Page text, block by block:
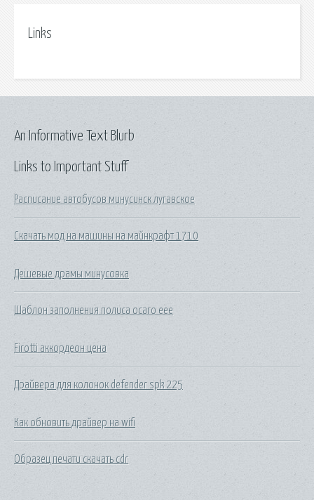
Links
Links to Important Stuff
Расписание автобусов минусинск лугавское
Скачать мод на машины на майнкрафт 1710
Дешевые драмы минусовка
Шаблон заполнения полиса осаго еее
Firotti аккордеон цена
Драйвера для колонок defender spk 225
Как обновить драйвер на wifi
Образец печати скачать cdr
An Informative Text Blurb